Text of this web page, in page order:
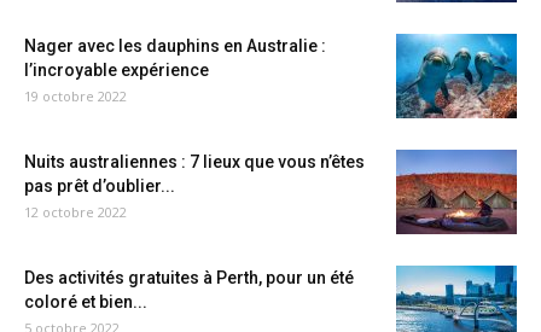
Nager avec les dauphins en Australie :
l’incroyable expérience
19 octobre 2022
Nuits australiennes : 7 lieux que vous n’êtes
pas prêt d’oublier...
12 octobre 2022
Des activités gratuites à Perth, pour un été
coloré et bien...
5 octobre 2022